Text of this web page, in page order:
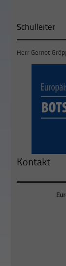
Schulleiter
Herr Gernot
Kontakt